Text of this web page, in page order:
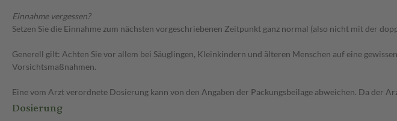
Einnahme vergessen?
Setzen Sie die Einnahme zum nächsten vorgeschriebenen Zeitpunkt ganz normal (also nicht mit der
Generell gilt: Achten Sie vor allem bei Säuglingen, Kleinkindern und älteren Menschen auf eine
Vorsichtsmaßnahmen.
Eine vom Arzt verordnete Dosierung kann von den Angaben der Packungsbeilage abweichen. Da der
Dosierung